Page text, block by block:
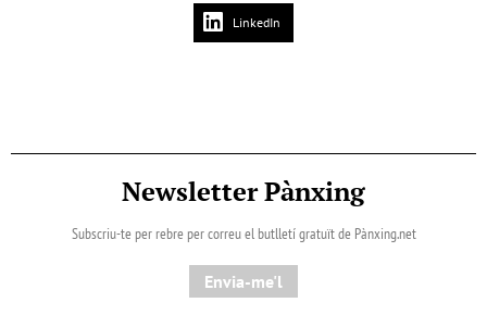
LinkedIn
Newsletter Pànxing
Subscriu-te per rebre per correu el butlletí gratuït de Pànxing.net​
Envia-me'l